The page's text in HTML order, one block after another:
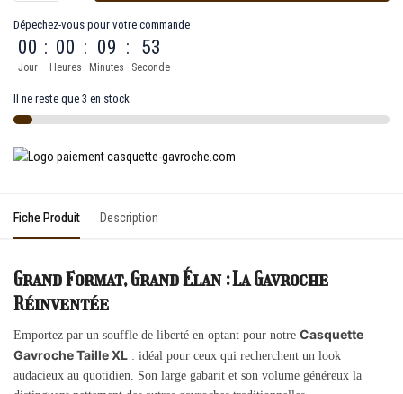
Dépechez-vous pour votre commande
00
Jour
: 00
Heures
: 09
Minutes
: 53
Seconde
Il ne reste que 3 en stock
Fiche Produit Description
Grand Format, Grand Élan : La Gavroche
Réinventée
Emportez par un souffle de liberté en optant pour notre Casquette
Gavroche Taille XL : idéal pour ceux qui recherchent un look
audacieux au quotidien. Son large gabarit et son volume généreux la